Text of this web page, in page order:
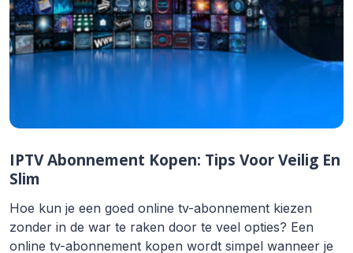
IPTV Abonnement Kopen: Tips Voor Veilig En
Slim
Hoe kun je een goed online tv-abonnement kiezen
zonder in de war te raken door te veel opties? Een
online tv-abonnement kopen wordt simpel wanneer je